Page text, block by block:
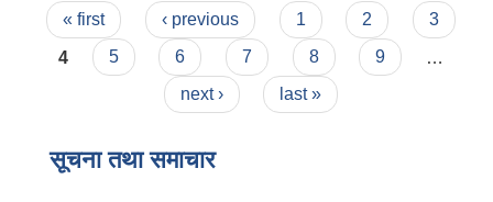
Pages
« first ‹ previous 1 2
3
4
5 6 7 8 9
next ›
last »
सूचना तथा समाचार